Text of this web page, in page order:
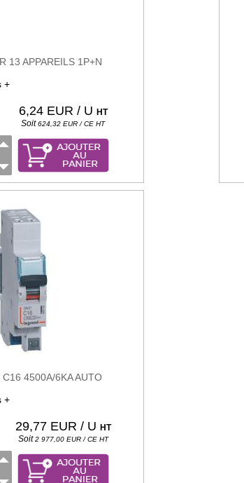
13 APPAREILS 1P+N
+
6,24 EUR / U HT
Soit624,32EUR / CE HT
4500A/6KA AUTO
+
29,77 EUR / U HT
Soit2 977,00 EUR / CE HT